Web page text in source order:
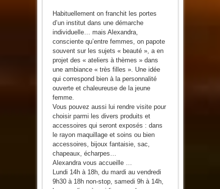
Habituellement on franchit les portes
d’un institut dans une démarche
individuelle… mais Alexandra,
consciente qu’entre femmes, on papote
souvent sur les sujets « beauté », a en
projet des « ateliers à thèmes » dans
une ambiance « très filles ». Une idée
qui correspond bien à la personnalité
ouverte et chaleureuse de la jeune
femme.
Vous pouvez aussi lui rendre visite pour
choisir parmi les divers produits et
accessoires qui seront exposés : dans
le rayon maquillage et soins ou bien
accessoires, bijoux fantaisie, sac,
chapeaux, écharpes…
Alexandra vous accueille …
Lundi 14h à 18h, du mardi au vendredi
9h30 à 18h non-stop, samedi 9h à 14h,